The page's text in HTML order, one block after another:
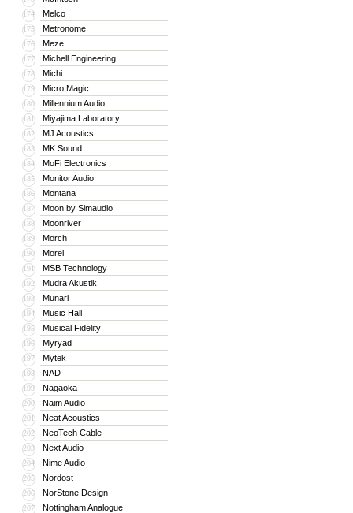
174 Melco
175 Metronome
176 Meze
177 Michell Engineering
178 Michi
179 Micro Magic
180 Millennium Audio
181 Miyajima Laboratory
182 MJ Acoustics
183 MK Sound
184 MoFi Electronics
185 Monitor Audio
186 Montana
187 Moon by Simaudio
188 Moonriver
189 Morch
190 Morel
191 MSB Technology
192 Mudra Akustik
193 Munari
194 Music Hall
195 Musical Fidelity
196 Myryad
197 Mytek
198 NAD
199 Nagaoka
200 Naim Audio
201 Neat Acoustics
202 NeoTech Cable
203 Next Audio
204 Nime Audio
205 Nordost
206 NorStone Design
207 Nottingham Analogue